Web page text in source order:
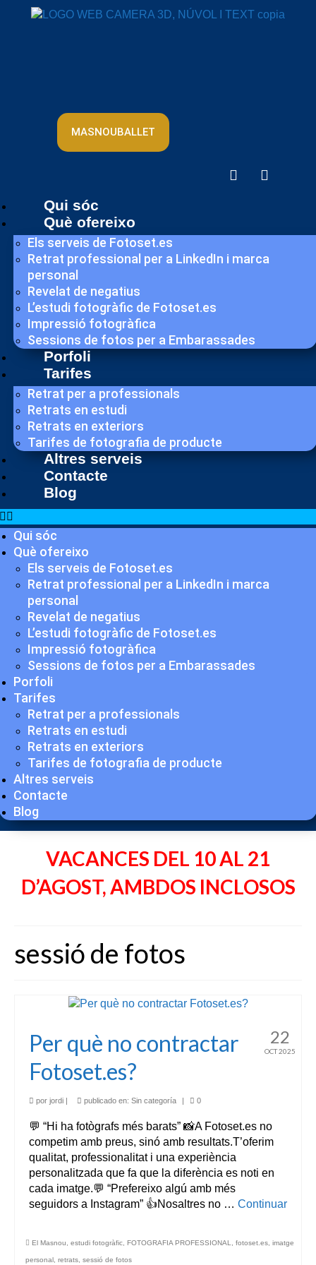
MASNOUBALLET
Qui sóc
Què ofereixo
Els serveis de Fotoset.es
Retrat professional per a LinkedIn i marca
personal
Revelat de negatius
L’estudi fotogràfic de Fotoset.es
Impressió fotogràfica
Sessions de fotos per a Embarassades
Porfoli
Tarifes
Retrat per a professionals
Retrats en estudi
Retrats en exteriors
Tarifes de fotografia de producte
Altres serveis
Contacte
Blog
Qui sóc
Què ofereixo
Els serveis de Fotoset.es
Retrat professional per a LinkedIn i marca
personal
Revelat de negatius
L’estudi fotogràfic de Fotoset.es
Impressió fotogràfica
Sessions de fotos per a Embarassades
Porfoli
Tarifes
Retrat per a professionals
Retrats en estudi
Retrats en exteriors
Tarifes de fotografia de producte
Altres serveis
Contacte
Blog
VACANCES DEL 10 AL 21
D’AGOST, AMBDOS INCLOSOS
sessió de fotos
22
OCT 2025
Per què no contractar
Fotoset.es?
por jordi | publicado en: Sin categoría | 0
💬 “Hi ha fotògrafs més barats” 📸A Fotoset.es no
competim amb preus, sinó amb resultats.T’oferim
qualitat, professionalitat i una experiència
personalitzada que fa que la diferència es noti en
cada imatge.💬 “Prefereixo algú amb més
seguidors a Instagram” 👍Nosaltres no … Continuar
El Masnou estudi fotogràfic FOTOGRAFIA PROFESSIONAL fotoset.es imatge
personal retrats sessió de fotos